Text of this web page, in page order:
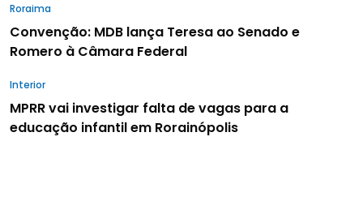
Roraima
Convenção: MDB lança Teresa ao Senado e
Romero à Câmara Federal
Interior
MPRR vai investigar falta de vagas para a
educação infantil em Rorainópolis